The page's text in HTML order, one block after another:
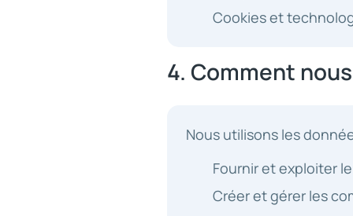
Cookies et
4. Comment
Nous utilisons les
Fournir et exploiter
Créer et gérer les